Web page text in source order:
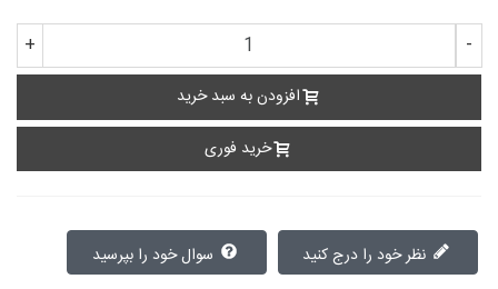
-
+
افزودن به سبد خرید
خرید فوری
نظر خود را درج کنید